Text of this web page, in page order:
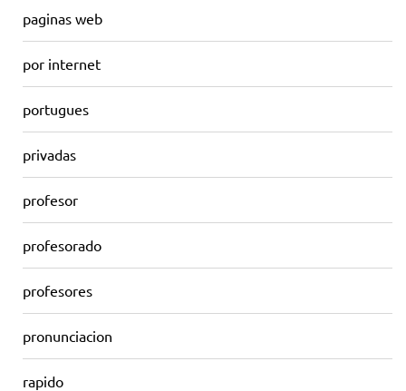
paginas web
por internet
portugues
privadas
profesor
profesorado
profesores
pronunciacion
rapido